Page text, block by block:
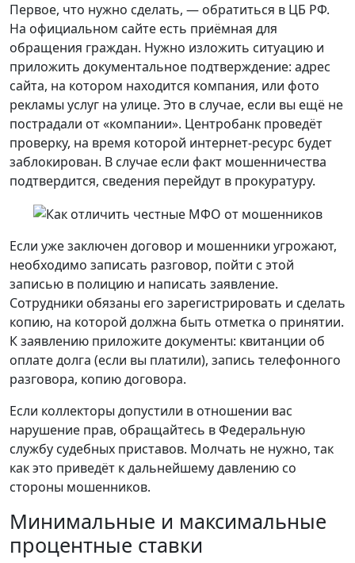
Первое, что нужно сделать, — обратиться в ЦБ РФ.
На официальном сайте есть приёмная для
обращения граждан. Нужно изложить ситуацию и
приложить документальное подтверждение: адрес
сайта, на котором находится компания, или фото
рекламы услуг на улице. Это в случае, если вы ещё не
пострадали от «компании». Центробанк проведёт
проверку, на время которой интернет-ресурс будет
заблокирован. В случае если факт мошенничества
подтвердится, сведения перейдут в прокуратуру.
Если уже заключен договор и мошенники угрожают,
необходимо записать разговор, пойти с этой
записью в полицию и написать заявление.
Сотрудники обязаны его зарегистрировать и сделать
копию, на которой должна быть отметка о принятии.
К заявлению приложите документы: квитанции об
оплате долга (если вы платили), запись телефонного
разговора, копию договора.
Если коллекторы допустили в отношении вас
нарушение прав, обращайтесь в Федеральную
службу судебных приставов. Молчать не нужно, так
как это приведёт к дальнейшему давлению со
стороны мошенников.
Минимальные и максимальные
процентные ставки